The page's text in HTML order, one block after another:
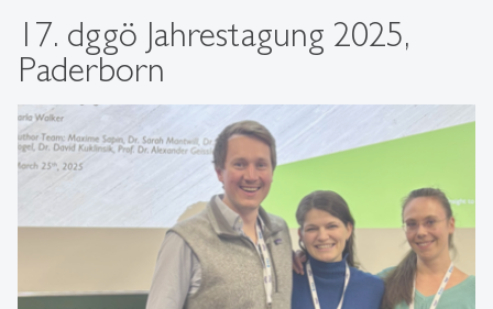
17. dggö Jahrestagung 2025,
Paderborn